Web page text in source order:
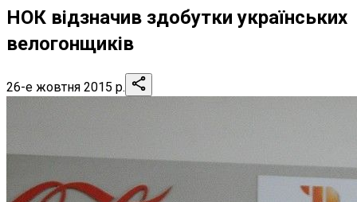
НОК відзначив здобутки українських
велогонщиків
26-е жовтня 2015 р.